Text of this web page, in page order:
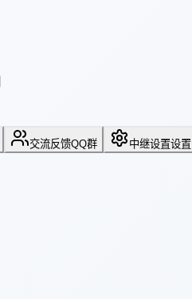
交流反馈QQ群 中继设置设置